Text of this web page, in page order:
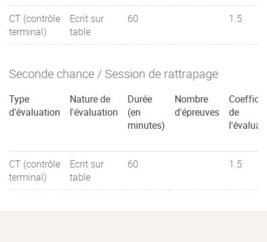
CT (contrôle
terminal)
Ecrit sur
table
60 1.5
Seconde chance / Session de rattrapage
Type
d'évaluation
Nature de
l'évaluation
Durée
(en
minutes)
Nombre
d'épreuves
de
CT (contrôle
terminal)
Ecrit sur
table
60 1.5